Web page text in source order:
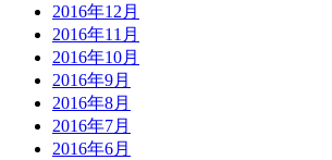
2016年12月
2016年11月
2016年10月
2016年9月
2016年8月
2016年7月
2016年6月